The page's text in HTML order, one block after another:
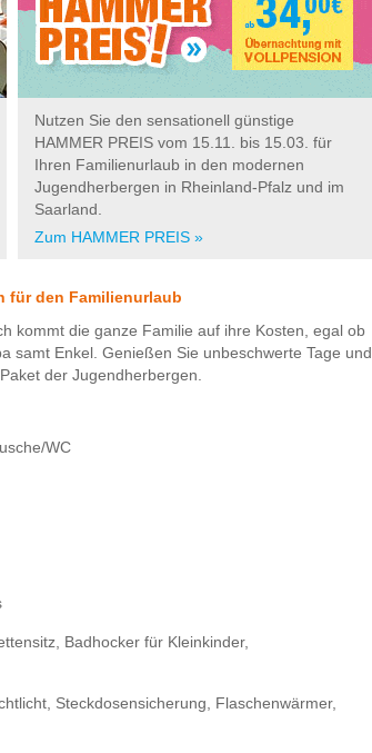
Nutzen Sie den sensationell günstige
HAMMER PREIS vom 15.11. bis 15.03. für
Ihren Familienurlaub in den modernen
Jugendherbergen in Rheinland-Pfalz und im
Saarland.
Zum HAMMER PREIS »
für den Familienurlaub
kommt die ganze Familie auf ihre Kosten, egal ob
samt Enkel. Genießen Sie unbeschwerte Tage und
der Jugendherbergen.
WC
Badhocker für Kleinkinder,
Steckdosensicherung, Flaschenwärmer,